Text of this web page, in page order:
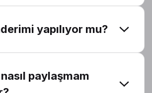
yapılıyor mu?
paylaşmam